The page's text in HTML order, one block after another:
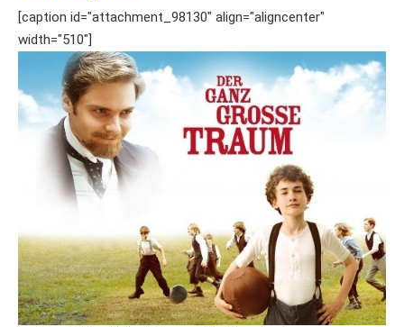
[caption id="attachment_98130" align="aligncenter"
width="510"]